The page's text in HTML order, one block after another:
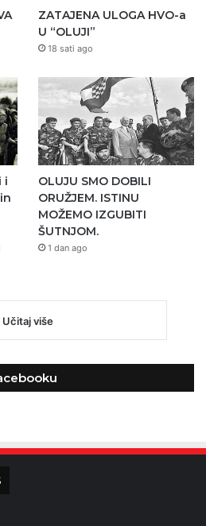
ZATAJENA ULOGA HVO-a
U “OLUJI”
18 sati ago
i
OLUJU SMO DOBILI
ORUŽJEM. ISTINU
MOŽEMO IZGUBITI
ŠUTNJOM.
1 dan ago
Učitaj više